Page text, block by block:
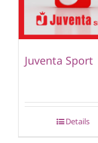
Juventa Sport
Details